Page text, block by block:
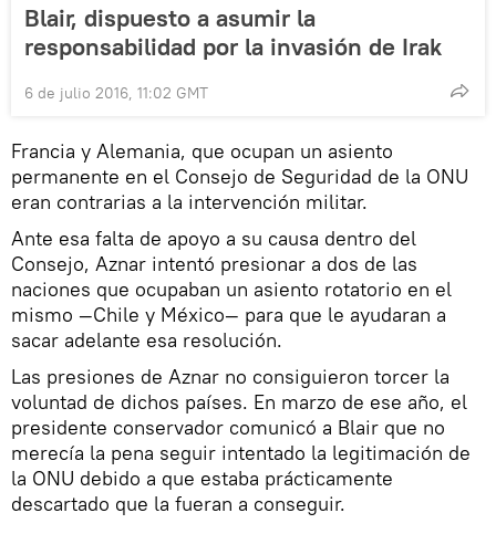
Blair, dispuesto a asumir la
responsabilidad por la invasión de Irak
6 de julio 2016, 11:02 GMT
Francia y Alemania, que ocupan un asiento
permanente en el Consejo de Seguridad de la ONU
eran contrarias a la intervención militar.
Ante esa falta de apoyo a su causa dentro del
Consejo, Aznar intentó presionar a dos de las
naciones que ocupaban un asiento rotatorio en el
mismo —Chile y México— para que le ayudaran a
sacar adelante esa resolución.
Las presiones de Aznar no consiguieron torcer la
voluntad de dichos países. En marzo de ese año, el
presidente conservador comunicó a Blair que no
merecía la pena seguir intentado la legitimación de
la ONU debido a que estaba prácticamente
descartado que la fueran a conseguir.